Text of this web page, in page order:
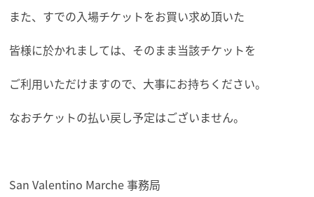
また、すでの入場チケットをお買い求め頂いた
皆様に於かれましては、そのまま当該チケットを
ご利用いただけますので、大事にお持ちください。
なおチケットの払い戻し予定はございません。
San Valentino Marche 事務局